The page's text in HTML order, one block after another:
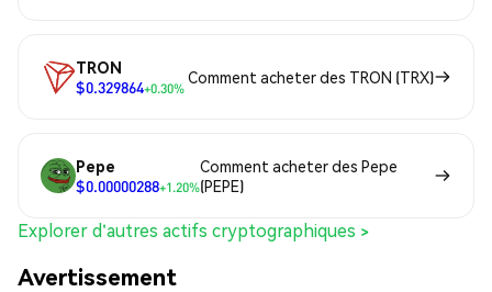
TRON
$0.329864+0.30%
Comment acheter des TRON (TRX)
Pepe
$0.00000288+1.20%
Comment acheter des Pepe
(PEPE)
Explorer d'autres actifs cryptographiques >
Avertissement